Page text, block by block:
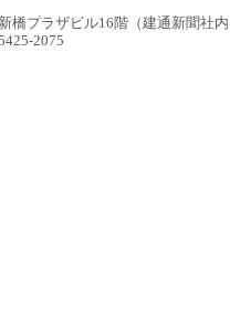
橋プラザビル16階（建通新聞社
2075